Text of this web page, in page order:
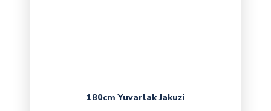
180cm Yuvarlak Jakuzi